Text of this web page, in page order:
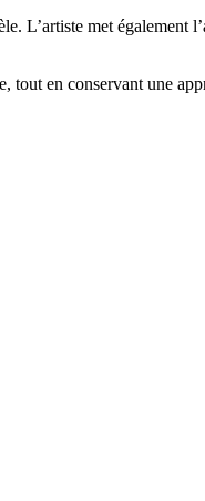
L’artiste met également
en conservant une